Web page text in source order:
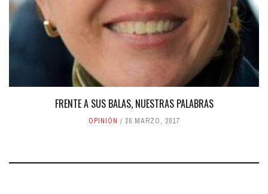
FRENTE A SUS BALAS, NUESTRAS PALABRAS
OPINIÓN 26 MARZO, 2017